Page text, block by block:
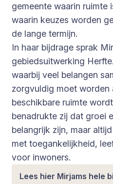
gemeente waarin ruimte
waarin keuzes worden
de lange termijn.
In haar bijdrage sprak
gebiedsuitwerking
waarbij veel belangen
zorgvuldig moet
beschikbare ruimte
benadrukte zij dat groei
belangrijk zijn, maar
met toegankelijkheid,
voor inwoners.
Lees hier Mirjams hele